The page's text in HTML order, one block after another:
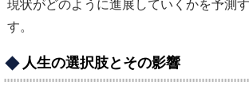
現状がどのように進展していくかを予測
す。
人生の選択肢とその影響